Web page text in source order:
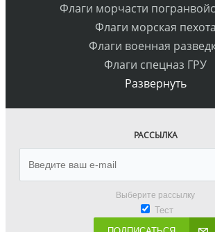
Флаги морчасти
Флаги морская пехота
Флаги военная
Флаги спецназ ГРУ
Развернуть
РАССЫЛКА
Выберите рассылку
Тест